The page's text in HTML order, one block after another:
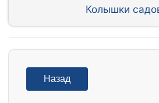
Колышки
Назад